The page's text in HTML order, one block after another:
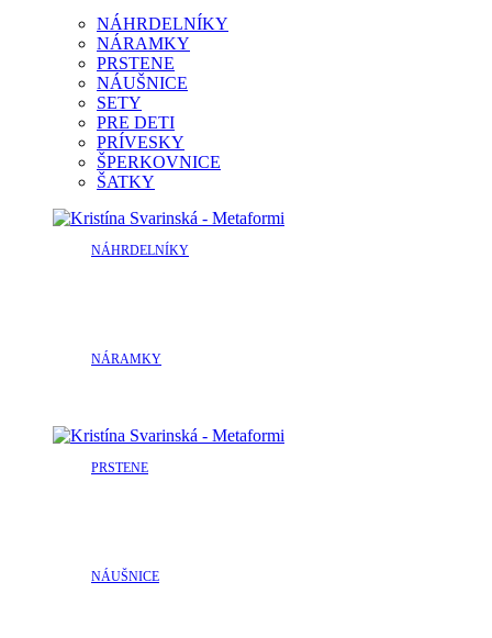
NÁHRDELNÍKY
NÁRAMKY
PRSTENE
NÁUŠNICE
SETY
PRE DETI
PRÍVESKY
ŠPERKOVNICE
ŠATKY
NÁHRDELNÍKY
NÁRAMKY
PRSTENE
NÁUŠNICE